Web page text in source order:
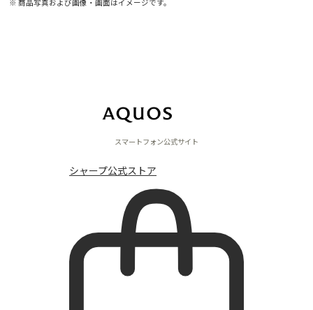
※ 商品写真および画像・画面はイメージです。
スマートフォン公式サイト
シャープ公式ストア